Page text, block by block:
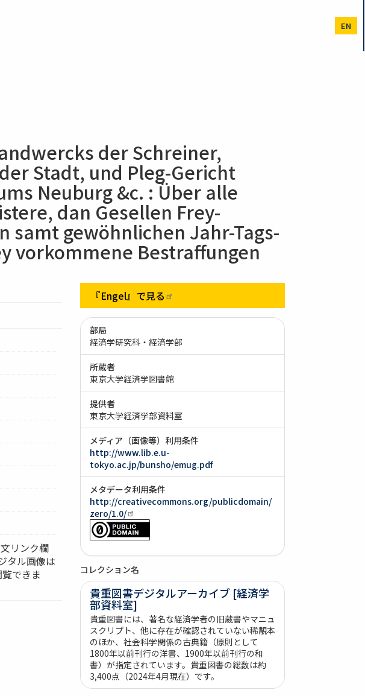
EN
der Schreiner,
Stadt, und Pleg-Gericht
Neuburg &c. : Über alle
dan Gesellen Frey-
samt gewöhnlichen Jahr-Tags-
vorkommene Bestraffungen
リンク欄
タル画像は
できま
『Engel』で見る
部局
経済学研究科・経済学部
所蔵者
東京大学経済学図書館
提供者
東京大学経済学部資料室
メディア（画像等）利用条件
http://www.lib.e.u-
tokyo.ac.jp/bunsho/emug.pdf
メタデータ利用条件
http://creativecommons.org/publicdomain/
zero/1.0/
コレクション名
貴重図書デジタルアーカイブ [経済学
部資料室]
貴重図書には、著名な経済学者の旧蔵書やマニュ
スクリプト、他に存在が確認されていない稀覯本
のほか、社会科学関係の古典籍（原則として
1800年以前刊行の洋書、1900年以前刊行の和
書）が指定されています。貴重図書の総数は約
3,400点（2024年4月現在）です。